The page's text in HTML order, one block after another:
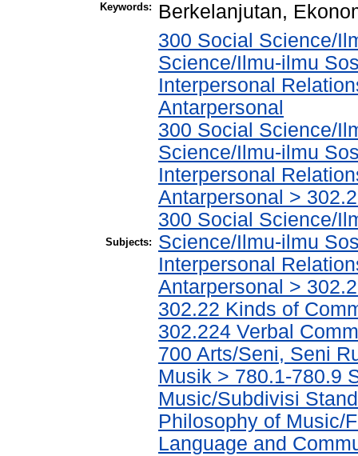
Keywords:
Berkelanjutan,
Subjects:
300 Social Science/
Science/Ilmu-ilmu
Interpersonal
Antarpersonal
300 Social Science/
Science/Ilmu-ilmu
Interpersonal
Antarpersonal >
300 Social Science/
Science/Ilmu-ilmu
Interpersonal
Antarpersonal >
302.22 Kinds of
302.224 Verbal
700 Arts/Seni, Seni
Musik > 780.1-780.9
Music/Subdivisi
Philosophy of Music/
Language and